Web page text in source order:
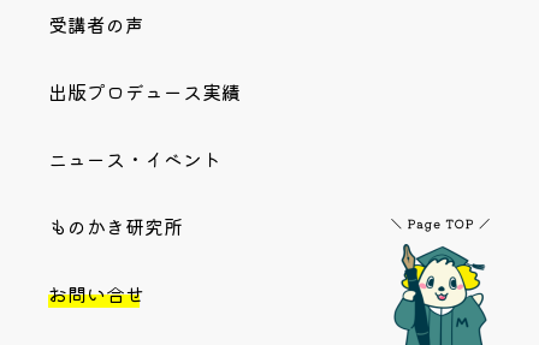
受講者の声
出版プロデュース実績
ニュース・イベント
ものかき研究所
お問い合せ